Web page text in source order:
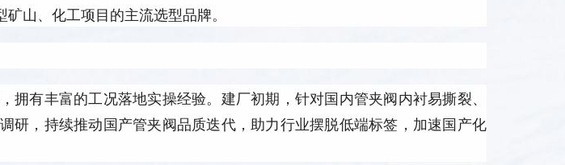
山、化工项目的主流选型品牌。
有丰富的工况落地实操经验。建厂初期，针对国内管夹阀内衬易撕裂、
研，持续推动国产管夹阀品质迭代，助力行业摆脱低端标签，加速国产化